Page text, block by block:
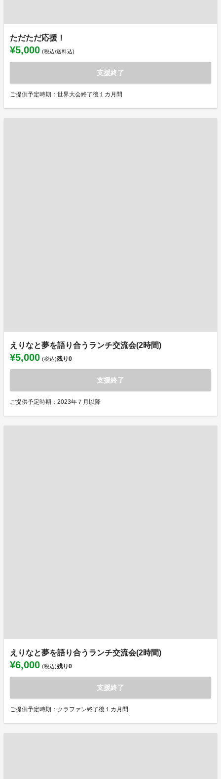
ただただ応援！
¥5,000 (税込/送料込)
支援終了
ご提供予定時期：世界大会終了後１カ月間
えりなと夢を語り合うランチ交流会(2時間)
¥5,000 (税込)残り0
支援終了
ご提供予定時期：2023年７月以降
えりなと夢を語り合うランチ交流会(2時間)
¥6,000 (税込)残り0
支援終了
ご提供予定時期：クラファン終了後１カ月間